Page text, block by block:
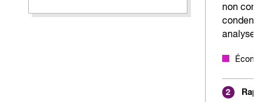
non
analyse
2